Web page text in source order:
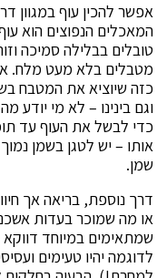
אפשר להכין עוף במגוון
המאכלים הנפוצים הוא
טובלים בבלילה סמיכה
מטבלים בלא מעט מלח.
כזה שיוציא את המטבח בשן
וגם בינינו – לא מי יודע
כדי לבשל את העוף עד
אותו – יש לטגן בשמן
שמן.
דרך נוספת, בריאה אך
או מה שמוכר בעדות
שמתאימים במיוחד דווקא
לדוגמה יהיו טעימים